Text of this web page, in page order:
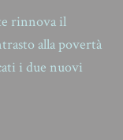
rinnova il
alla povertà
i due nuovi